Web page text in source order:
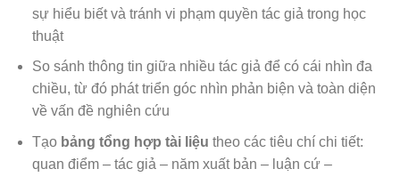
sự hiểu biết và tránh vi phạm quyền tác giả trong học
thuật
So sánh thông tin giữa nhiều tác giả để có cái nhìn đa
chiều, từ đó phát triển góc nhìn phản biện và toàn diện
về vấn đề nghiên cứu
Tạo bảng tổng hợp tài liệu theo các tiêu chí chi tiết:
quan điểm – tác giả – năm xuất bản – luận cứ –